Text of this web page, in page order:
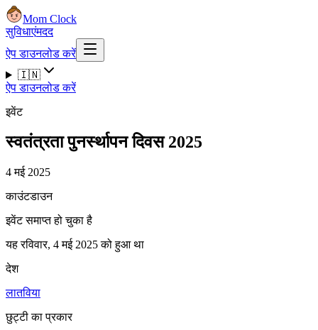
Mom Clock
सुविधाएंमदद
ऐप डाउनलोड करें
🇮🇳
ऐप डाउनलोड करें
इवेंट
स्वतंत्रता पुनर्स्थापन दिवस 2025
4 मई 2025
काउंटडाउन
इवेंट समाप्त हो चुका है
यह रविवार, 4 मई 2025 को हुआ था
देश
लातविया
छुट्टी का प्रकार